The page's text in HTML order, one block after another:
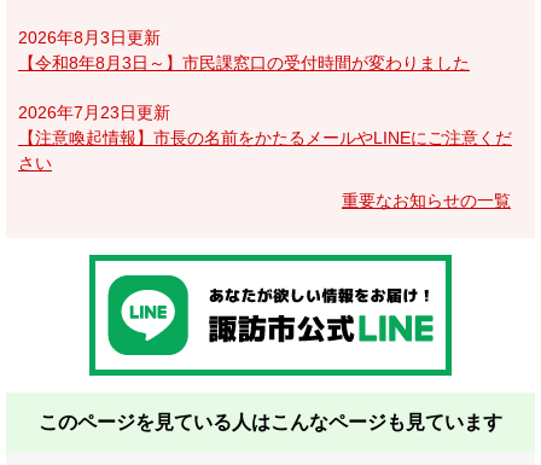
2026年8月3日更新
【令和8年8月3日～】市民課窓口の受付時間が変わりました
2026年7月23日更新
【注意喚起情報】市長の名前をかたるメールやLINEにご注意くだ
さい
重要なお知らせの一覧
このページを見ている人はこんなページも見ています